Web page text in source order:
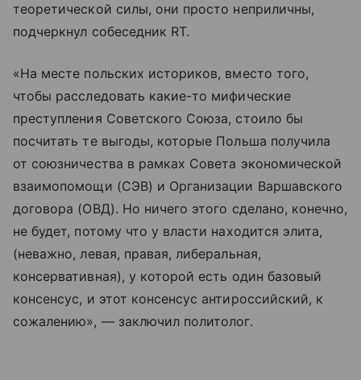
теоретической силы, они просто неприличны,
подчеркнул собеседник RT.
«На месте польских историков, вместо того,
чтобы расследовать какие-то мифические
преступления Советского Союза, стоило бы
посчитать те выгоды, которые Польша получила
от союзничества в рамках Совета экономической
взаимопомощи (СЭВ) и Организации Варшавского
договора (ОВД). Но ничего этого сделано, конечно,
не будет, потому что у власти находится элита,
(неважно, левая, правая, либеральная,
консервативная), у которой есть один базовый
консенсус, и этот консенсус антироссийский, к
сожалению», — заключил политолог.